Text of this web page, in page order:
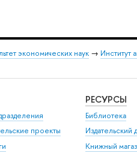
экономических наук → Институт
проекты
РЕСУРСЫ
Библиотека
Книжный